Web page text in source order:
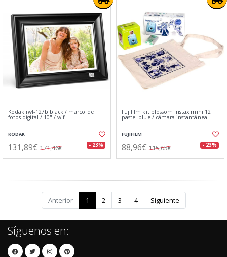
Kodak rwf-127b black / marco de
fotos digital / 10" / wifi
KODAK
131,89€ 171,46€ - 23%
Fujifilm kit blossom instax mini 12
pastel blue / cámara instantánea
FUJIFILM
88,96€ 115,65€ - 23%
Anterior 1 2 3 4 Siguiente
Síguenos en: